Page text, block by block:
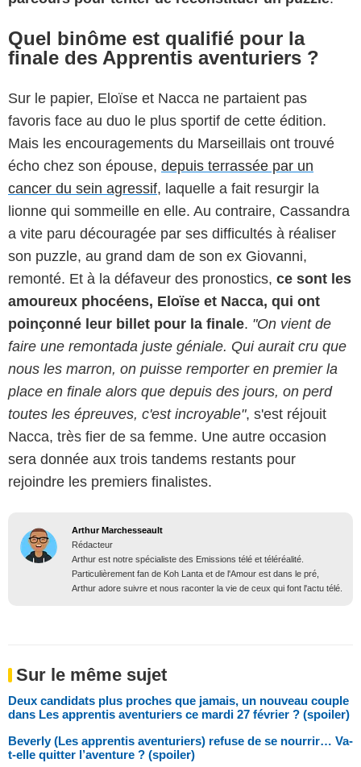
Quel binôme est qualifié pour la
finale des Apprentis aventuriers ?
Sur le papier, Eloïse et Nacca ne partaient pas
favoris face au duo le plus sportif de cette édition.
Mais les encouragements du Marseillais ont trouvé
écho chez son épouse, depuis terrassée par un
cancer du sein agressif, laquelle a fait resurgir la
lionne qui sommeille en elle. Au contraire, Cassandra
a vite paru découragée par ses difficultés à réaliser
son puzzle, au grand dam de son ex Giovanni,
remonté. Et à la défaveur des pronostics, ce sont les
amoureux phocéens, Eloïse et Nacca, qui ont
poinçonné leur billet pour la finale. "On vient de
faire une remontada juste géniale. Qui aurait cru que
nous les marron, on puisse remporter en premier la
place en finale alors que depuis des jours, on perd
toutes les épreuves, c'est incroyable", s'est réjouit
Nacca, très fier de sa femme. Une autre occasion
sera donnée aux trois tandems restants pour
rejoindre les premiers finalistes.
Arthur Marchesseault
Rédacteur
Arthur est notre spécialiste des Emissions télé et téléréalité.
Particulièrement fan de Koh Lanta et de l'Amour est dans le pré,
Arthur adore suivre et nous raconter la vie de ceux qui font l'actu télé.
Sur le même sujet
Deux candidats plus proches que jamais, un nouveau couple
dans Les apprentis aventuriers ce mardi 27 février ? (spoiler)
Beverly (Les apprentis aventuriers) refuse de se nourrir… Va-
t-elle quitter l’aventure ? (spoiler)